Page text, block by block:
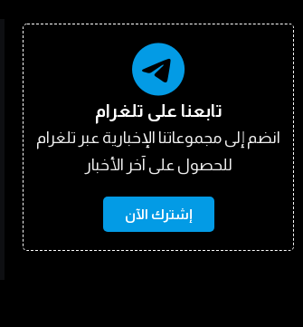
تابعنا على تلغرام
انضم إلى مجموعاتنا الإخبارية عبر تلغرام
للحصول على آخر الأخبار
إشترك الآن